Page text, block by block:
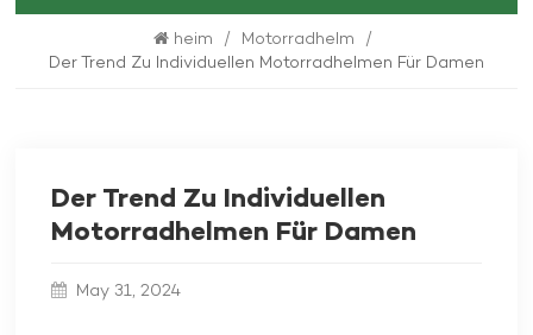
heim / Motorradhelm /
Der Trend Zu Individuellen Motorradhelmen Für Damen
Der Trend Zu Individuellen
Motorradhelmen Für Damen
May 31, 2024